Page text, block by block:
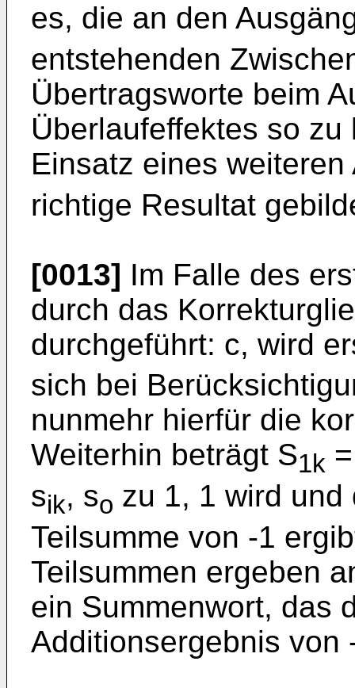
es, die an den
entstehenden
Übertragsworte beim
Überlaufeffektes so
Einsatz eines weiteren
richtige Resultat
[0013] Im Falle des
durch das
durchgeführt: c, wird
sich bei
nunmehr hierfür die
Weiterhin beträgt S1k
sik, so zu 1, 1 wird
Teilsumme von -1
Teilsummen ergeben
ein Summenwort, das
Additionsergebnis von